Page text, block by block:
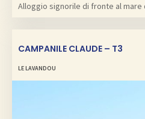
Alloggio signorile di fronte al mare
CAMPANILE CLAUDE – T3
LE LAVANDOU